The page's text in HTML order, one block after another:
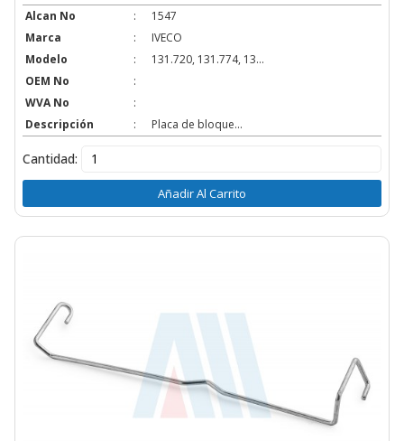
Alcan No :
1547
Marca
:
IVECO
Modelo
:
131.720, 131.774, 13...
OEM No
:
WVA No
:
Descripción
: Placa de bloque...
Cantidad:
Añadir Al Carrito